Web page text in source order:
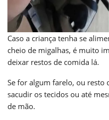
Caso a criança tenha se
cheio de migalhas, é muito
deixar restos de comida lá.
Se for algum farelo, ou resto
sacudir os tecidos ou até
de mão.